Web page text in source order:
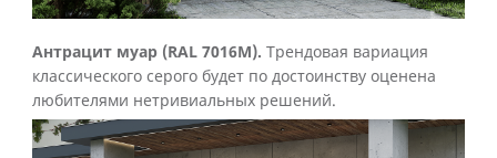
Антрацит муар (RAL 7016M). Трендовая вариация
классического серого будет по достоинству оценена
любителями нетривиальных решений.